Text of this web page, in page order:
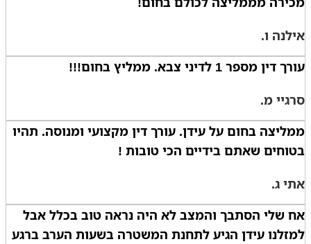
אילנה ו.
עורך דין מספר 1 לדיני צבא. ממליץ בחום!!!
סרגיי מ.
ממליצה בחום על עידן. עורך דין מקצועי ומנוסה. תהיו
בטוחים שאתם בידיים הכי טובות !
אתי ג.
אח שלי הסתבך והמצב לא היה נראה טוב בכלל אבל
למזלנו עידן הגיע לתחנת המשטרה בשעות הערב ברגע